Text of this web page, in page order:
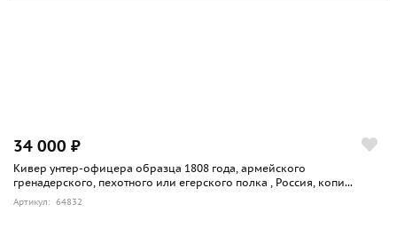
34 000 ₽
Кивер унтер-офицера образца 1808 года, армейского
гренадерского, пехотного или егерского полка , Россия, копи...
Артикул: 64832